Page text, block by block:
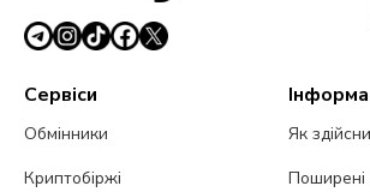
Сервіси
Обмінники
Криптобіржі
Як
Поширені